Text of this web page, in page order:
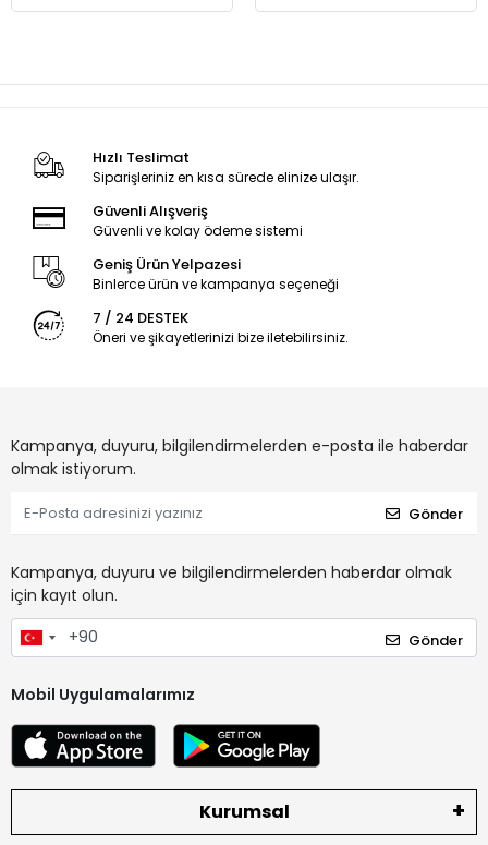
Hızlı Teslimat
Siparişleriniz en kısa sürede elinize ulaşır.
Güvenli Alışveriş
Güvenli ve kolay ödeme sistemi
Geniş Ürün Yelpazesi
Binlerce ürün ve kampanya seçeneği
7 / 24 DESTEK
Öneri ve şikayetlerinizi bize iletebilirsiniz.
Kampanya, duyuru, bilgilendirmelerden e-posta ile haberdar
olmak istiyorum.
Gönder
Kampanya, duyuru ve bilgilendirmelerden haberdar olmak
için kayıt olun.
Gönder
Mobil Uygulamalarımız
Kurumsal